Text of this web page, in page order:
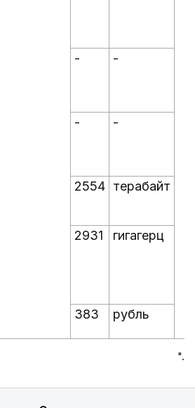
- -
- -
2554 терабайт
2931 гигагерц
383 рубль
".